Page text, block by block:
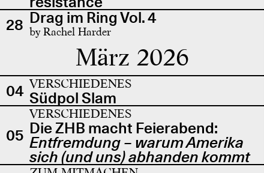
28 Drag im Ring Vol. 4
by Rachel Harder
März 2026
04 VERSCHIEDENES
Südpol Slam
05
VERSCHIEDENES
Die ZHB macht Feierabend:
Entfremdung – warum Amerika
sich (und uns) abhanden kommt